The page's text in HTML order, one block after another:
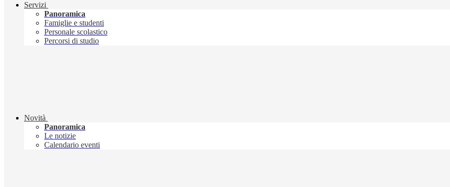
Servizi
Panoramica
Famiglie e studenti
Personale scolastico
Percorsi di studio
Novità
Panoramica
Le notizie
Calendario eventi